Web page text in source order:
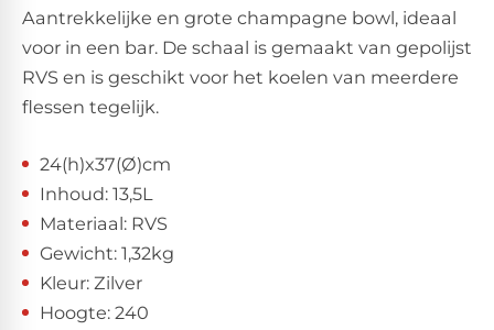
Aantrekkelijke en grote champagne bowl, ideaal
voor in een bar. De schaal is gemaakt van gepolijst
RVS en is geschikt voor het koelen van meerdere
flessen tegelijk.
24(h)x37(Ø)cm
Inhoud: 13,5L
Materiaal: RVS
Gewicht: 1,32kg
Kleur: Zilver
Hoogte: 240